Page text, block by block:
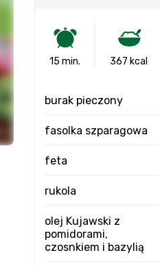
15 min. 367 kcal
burak pieczony
fasolka szparagowa
feta
rukola
olej Kujawski z
pomidorami,
czosnkiem i bazylią